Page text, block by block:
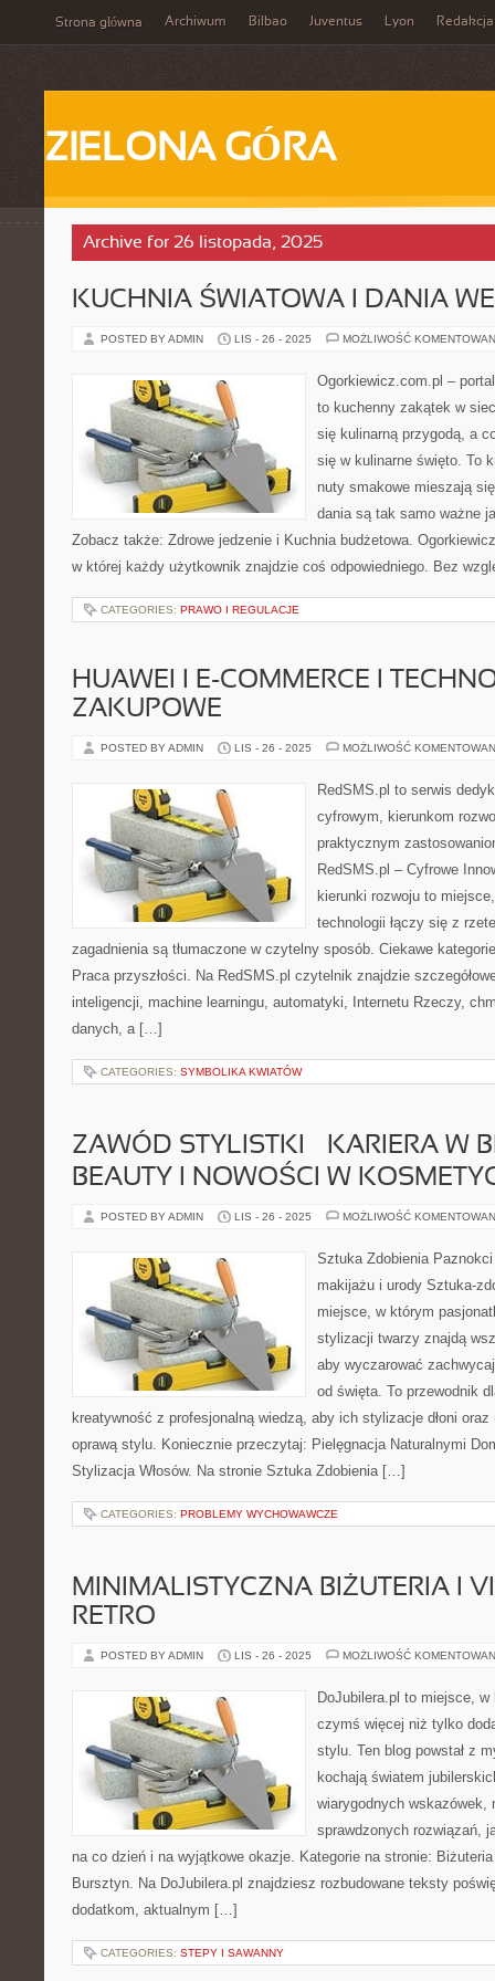
Strona główna Archiwum Bilbao Juventus Lyon Redakcja
ZIELONA GÓRA
Archive for 26 listopada, 2025
KUCHNIA ŚWIATOWA I DANIA
POSTED BY ADMIN LIS - 26 - 2025 MOŻLIWOŚĆ
Ogorkiewicz.com.pl –
to kuchenny zakątek w
się kulinarną przygodą, a
się w kulinarne święto. To
nuty smakowe mieszają
dania są tak samo ważne
Zobacz także: Zdrowe jedzenie i Kuchnia budżetowa.
w której każdy użytkownik znajdzie coś odpowiedniego. Bez
CATEGORIES: PRAWO I REGULACJE
HUAWEI I E-COMMERCE I
ZAKUPOWE
POSTED BY ADMIN LIS - 26 - 2025 MOŻLIWOŚĆ
RedSMS.pl to serwis
cyfrowym, kierunkom
praktycznym
RedSMS.pl – Cyfrowe
kierunki rozwoju to
technologii łączy się z
zagadnienia są tłumaczone w czytelny sposób. Ciekawe
Praca przyszłości. Na RedSMS.pl czytelnik znajdzie
inteligencji, machine learningu, automatyki, Internetu Rzeczy,
danych, a […]
CATEGORIES: SYMBOLIKA KWIATÓW
ZAWÓD STYLISTKI – KARIERA W
BEAUTY I NOWOŚCI W
POSTED BY ADMIN LIS - 26 - 2025 MOŻLIWOŚĆ
Sztuka Zdobienia
makijażu i urody Sztuka-
miejsce, w którym
stylizacji twarzy znajdą
aby wyczarować
od święta. To przewodnik
kreatywność z profesjonalną wiedzą, aby ich stylizacje dłoni
oprawą stylu. Koniecznie przeczytaj: Pielęgnacja Naturalnymi
Stylizacja Włosów. Na stronie Sztuka Zdobienia […]
CATEGORIES: PROBLEMY WYCHOWAWCZE
MINIMALISTYCZNA BIŻUTERIA I
RETRO
POSTED BY ADMIN LIS - 26 - 2025 MOŻLIWOŚĆ
DoJubilera.pl to miejsce,
czymś więcej niż tylko
stylu. Ten blog powstał z
kochają światem
wiarygodnych wskazówek,
sprawdzonych rozwiązań,
na co dzień i na wyjątkowe okazje. Kategorie na stronie:
Bursztyn. Na DoJubilera.pl znajdziesz rozbudowane teksty
dodatkom, aktualnym […]
CATEGORIES: STEPY I SAWANNY